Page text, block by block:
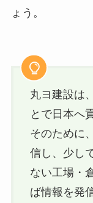
ょう。
丸ヨ建設は
とで日本へ
そのために
信し、少し
ない工場・
ば情報を発